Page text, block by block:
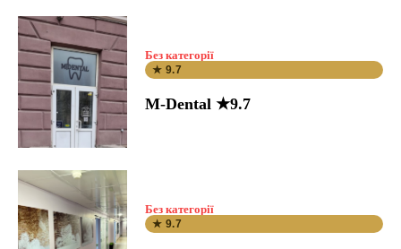
Без категорії
★ 9.7
M-Dental ★9.7
Без категорії
★ 9.7